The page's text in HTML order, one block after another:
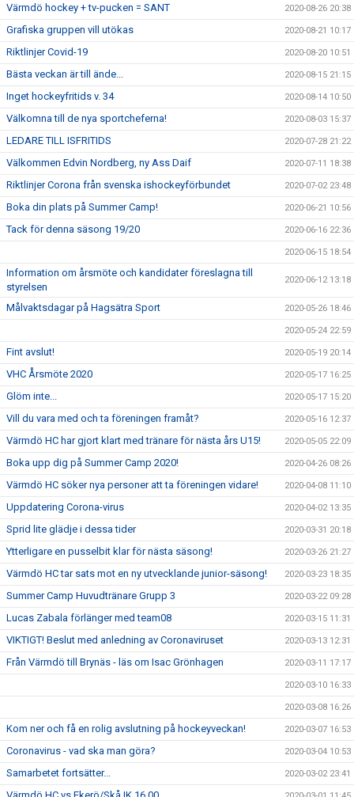
Värmdö hockey + tv-pucken = SANT 2020-08-26 20:38
Grafiska gruppen vill utökas 2020-08-21 10:17
Riktlinjer Covid-19 2020-08-20 10:51
Bästa veckan är till ände... 2020-08-15 21:15
Inget hockeyfritids v. 34 2020-08-14 10:50
Välkomna till de nya sportcheferna! 2020-08-03 15:37
LEDARE TILL ISFRITIDS 2020-07-28 21:22
Välkommen Edvin Nordberg, ny Ass Daif 2020-07-11 18:38
Riktlinjer Corona från svenska ishockeyförbundet 2020-07-02 23:48
Boka din plats på Summer Camp! 2020-06-21 10:56
Tack för denna säsong 19/20 2020-06-16 22:36
2020-06-15 18:54
Information om årsmöte och kandidater föreslagna till
styrelsen
2020-06-12 13:18
Målvaktsdagar på Hagsätra Sport 2020-05-26 18:46
2020-05-24 22:59
Fint avslut! 2020-05-19 20:14
VHC Årsmöte 2020 2020-05-17 16:25
Glöm inte... 2020-05-17 15:20
Vill du vara med och ta föreningen framåt? 2020-05-16 12:37
Värmdö HC har gjort klart med tränare för nästa års U15! 2020-05-05 22:09
Boka upp dig på Summer Camp 2020! 2020-04-26 08:26
Värmdö HC söker nya personer att ta föreningen vidare! 2020-04-08 11:10
Uppdatering Corona-virus 2020-04-02 13:35
Sprid lite glädje i dessa tider 2020-03-31 20:18
Ytterligare en pusselbit klar för nästa säsong! 2020-03-26 21:27
Värmdö HC tar sats mot en ny utvecklande junior-säsong! 2020-03-23 18:35
Summer Camp Huvudtränare Grupp 3 2020-03-22 09:28
Lucas Zabala förlänger med team08 2020-03-15 11:31
VIKTIGT! Beslut med anledning av Coronaviruset 2020-03-13 12:31
Från Värmdö till Brynäs - läs om Isac Grönhagen 2020-03-11 17:17
2020-03-10 16:33
2020-03-08 16:26
Kom ner och få en rolig avslutning på hockeyveckan! 2020-03-07 16:53
Coronavirus - vad ska man göra? 2020-03-04 10:53
Samarbetet fortsätter... 2020-03-02 23:41